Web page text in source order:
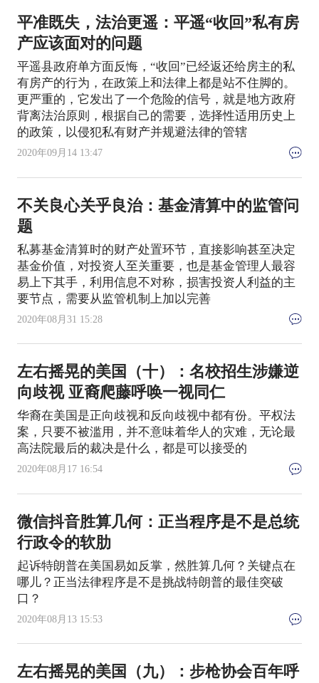
平准既失，法治更遥：平遥“收回”私有房
产应该面对的问题
平遥县政府单方面反悔，“收回”已经返还给房主的私
有房产的行为，在政策上和法律上都是站不住脚的。
更严重的，它发出了一个危险的信号，就是地方政府
背离法治原则，根据自己的需要，选择性适用历史上
的政策，以侵犯私有财产并规避法律的管辖
2020年09月14 13:47
不关良心关乎良治：基金清算中的监管问
题
私募基金清算时的财产处置环节，直接影响甚至决定
基金价值，对投资人至关重要，也是基金管理人最容
易上下其手，利用信息不对称，损害投资人利益的主
要节点，需要从监管机制上加以完善
2020年08月31 15:28
左右摇晃的美国（十）：名校招生涉嫌逆
向歧视 亚裔爬藤呼唤一视同仁
华裔在美国是正向歧视和反向歧视中都有份。平权法
案，只要不被滥用，并不意味着华人的灾难，无论最
高法院最后的裁决是什么，都是可以接受的
2020年08月17 16:54
微信抖音胜算几何：正当程序是不是总统
行政令的软肋
起诉特朗普在美国易如反掌，然胜算几何？关键点在
哪儿？正当法律程序是不是挑战特朗普的最佳突破
口？
2020年08月13 15:53
左右摇晃的美国（九）：步枪协会百年呼